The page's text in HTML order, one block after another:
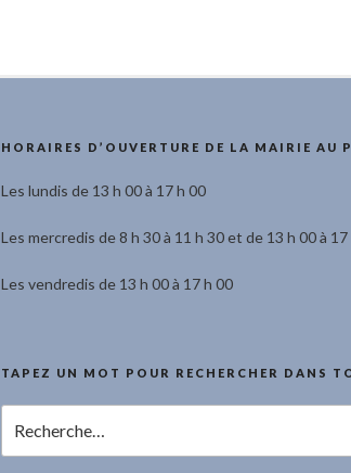
HORAIRES D’OUVERTURE DE LA MAIRIE AU
Les lundis de 13 h 00 à 17 h 00
Les mercredis de 8 h 30 à 11 h 30 et de 13 h 00 à 17
Les vendredis de 13 h 00 à 17 h 00
TAPEZ UN MOT POUR RECHERCHER DANS
pour
: